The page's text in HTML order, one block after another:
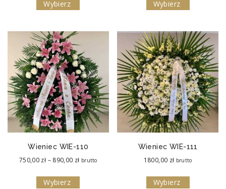
do
Wybierz
do
890,00 zł
Wybierz
Wieniec WIE-110
750,00 zł – 890,00 złZakres
brutto
Wybierz
Wieniec WIE-111
1800,00 zł brutto
Wybierz